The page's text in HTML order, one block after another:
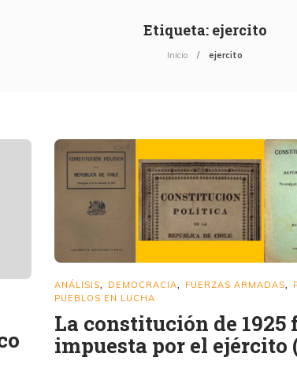
Etiqueta: ejercito
Inicio ejercito
ANÁLISIS DEMOCRACIA FUERZAS ARMADAS
PUEBLOS EN LUCHA
La constitución de 1925
impuesta por el ejército